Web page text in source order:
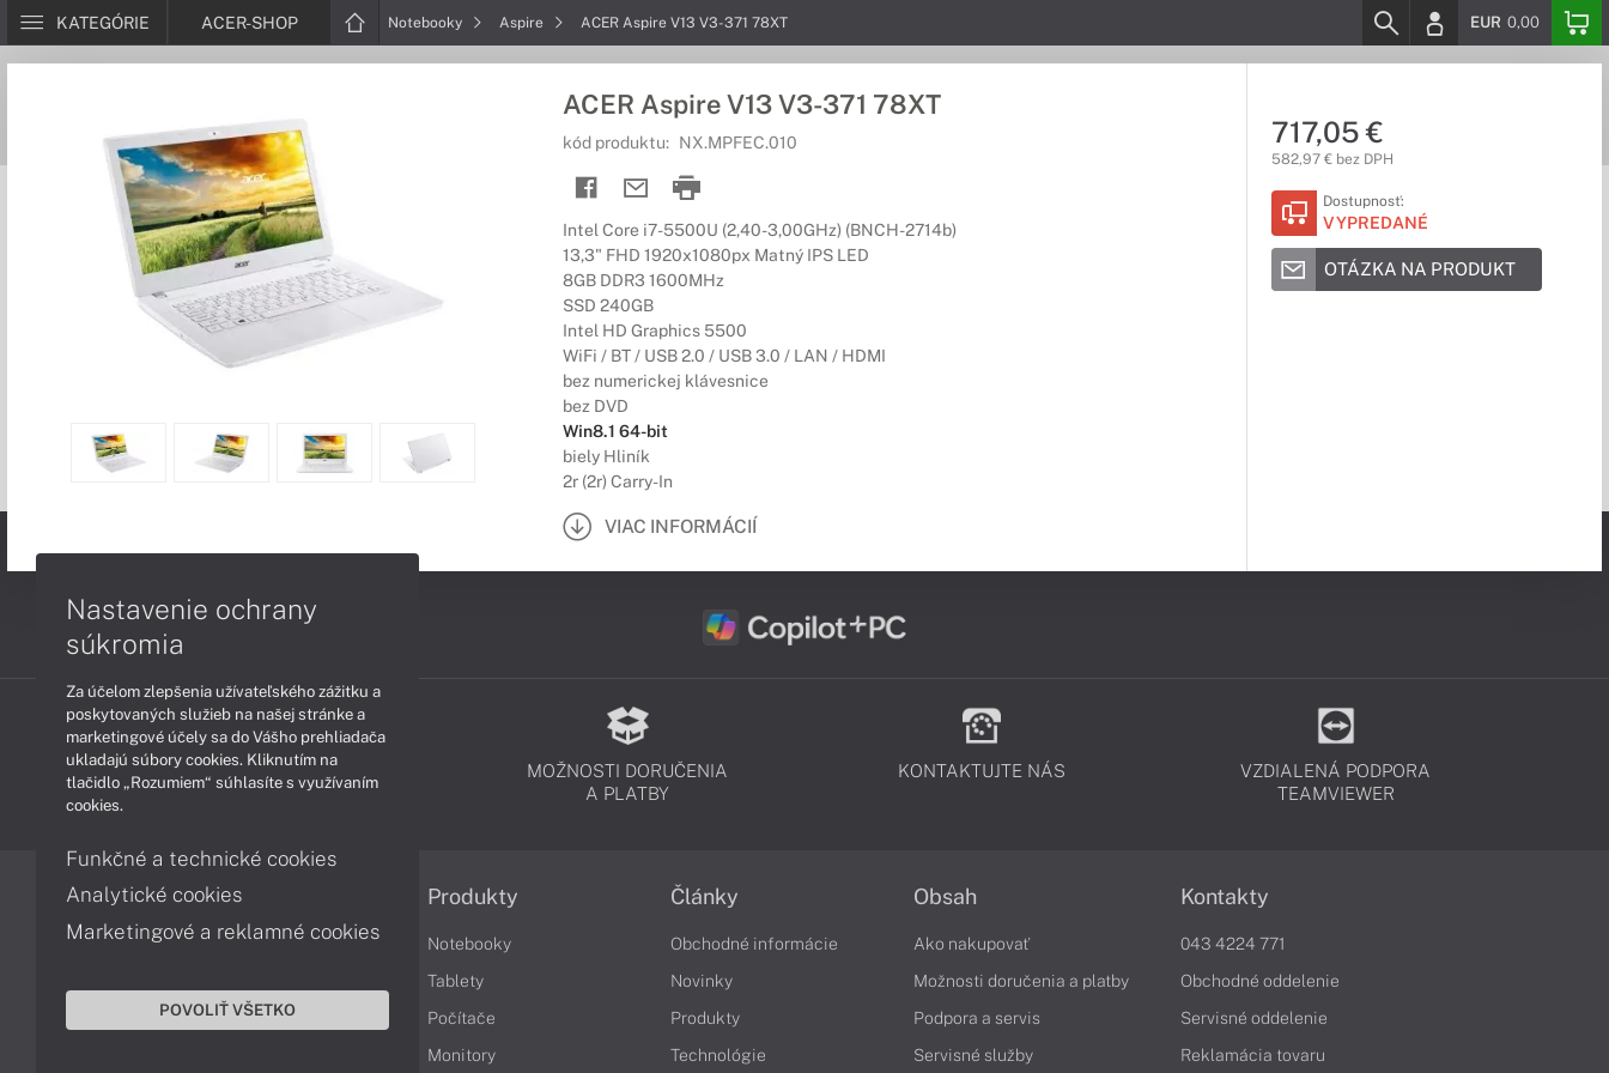
KATEGÓRIE ACER-SHOP Notebooky Aspire ACER Aspire V13 V3-371 78XT EUR 0,00
ACER Aspire V13 V3-371 78XT
kód produktu: NX.MPFEC.010
Intel Core i7-5500U (2,40-3,00GHz) (BNCH-2714b)
13,3" FHD 1920x1080px Matný IPS LED
8GB DDR3 1600MHz
SSD 240GB
Intel HD Graphics 5500
WiFi / BT / USB 2.0 / USB 3.0 / LAN / HDMI
bez numerickej klávesnice
bez DVD
Win8.1 64-bit
biely Hliník
2r (2r) Carry-In
VIAC INFORMÁCIÍ
717,05 €
582,97 € bez DPH
Dostupnosť:
VYPREDANÉ
OTÁZKA NA PRODUKT
PODPORA A SERVIS
MOŽNOSTI DORUČENIA
A PLATBY
KONTAKTUJTE NÁS
VZDIALENÁ PODPORA
TEAMVIEWER
Informácie
Obchodné podmienky
Ochrana osobných údajov
Produkty
Notebooky
Tablety
Počítače
Monitory
Články
Obchodné informácie
Novinky
Produkty
Technológie
Obsah
Ako nakupovať
Možnosti doručenia a platby
Podpora a servis
Servisné služby
Kontakty
043 4224 771
Obchodné oddelenie
Servisné oddelenie
Reklamácia tovaru
Nastavenie ochrany
súkromia
Za účelom zlepšenia užívateľského zážitku a
poskytovaných služieb na našej stránke a
marketingové účely sa do Vášho prehliadača
ukladajú súbory cookies. Kliknutím na
tlačidlo „Rozumiem“ súhlasíte s využívaním
cookies.
Funkčné a technické cookies
Analytické cookies
Marketingové a reklamné cookies
POVOLIŤ VŠETKO